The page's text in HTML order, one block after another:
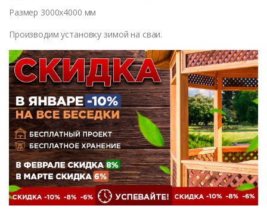
Размер 3000х4000 мм
Производим установку зимой на сваи.